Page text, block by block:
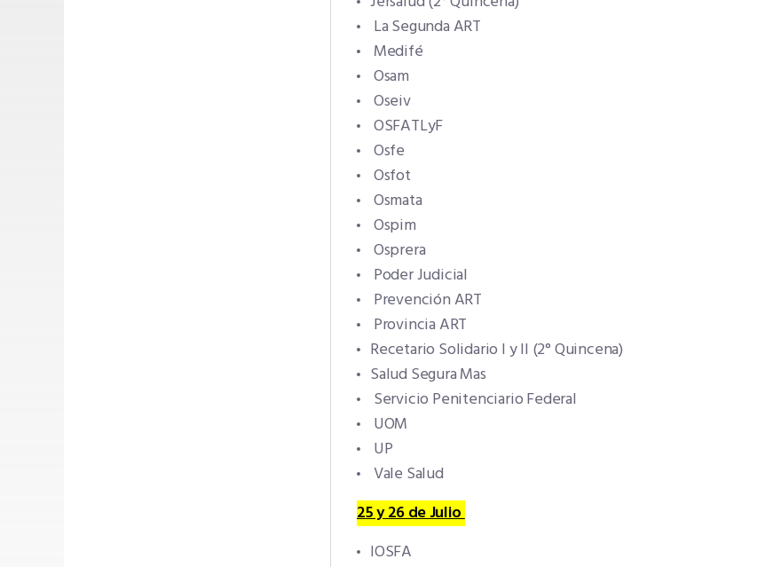
La Segunda ART
Medifé
Osam
Oseiv
OSFATLyF
Osfe
Osfot
Osmata
Ospim
Osprera
Poder Judicial
Prevención ART
Provincia ART
Recetario Solidario I y II (2° Quincena)
Salud Segura Mas
Servicio Penitenciario Federal
UOM
UP
Vale Salud
25 y 26 de Julio
IOSFA